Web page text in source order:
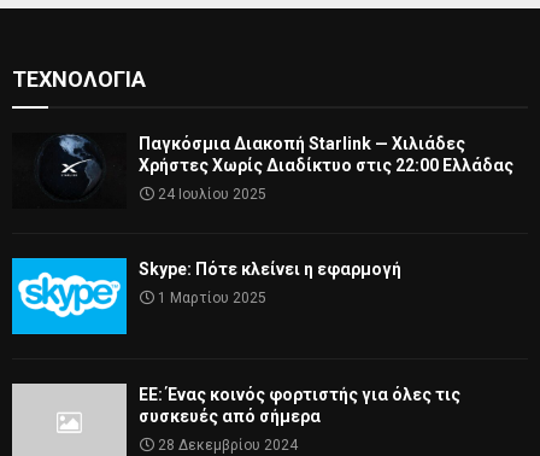
ΤΕΧΝΟΛΟΓΊΑ
Παγκόσμια Διακοπή Starlink — Χιλιάδες
Χρήστες Χωρίς Διαδίκτυο στις 22:00 Ελλάδας
24 Ιουλίου 2025
Skype: Πότε κλείνει η εφαρμογή
1 Μαρτίου 2025
ΕΕ: Ένας κοινός φορτιστής για όλες τις
συσκευές από σήμερα
28 Δεκεμβρίου 2024